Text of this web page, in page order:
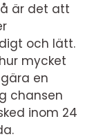
är det att
och lätt.
mycket
en
chansen
inom 24